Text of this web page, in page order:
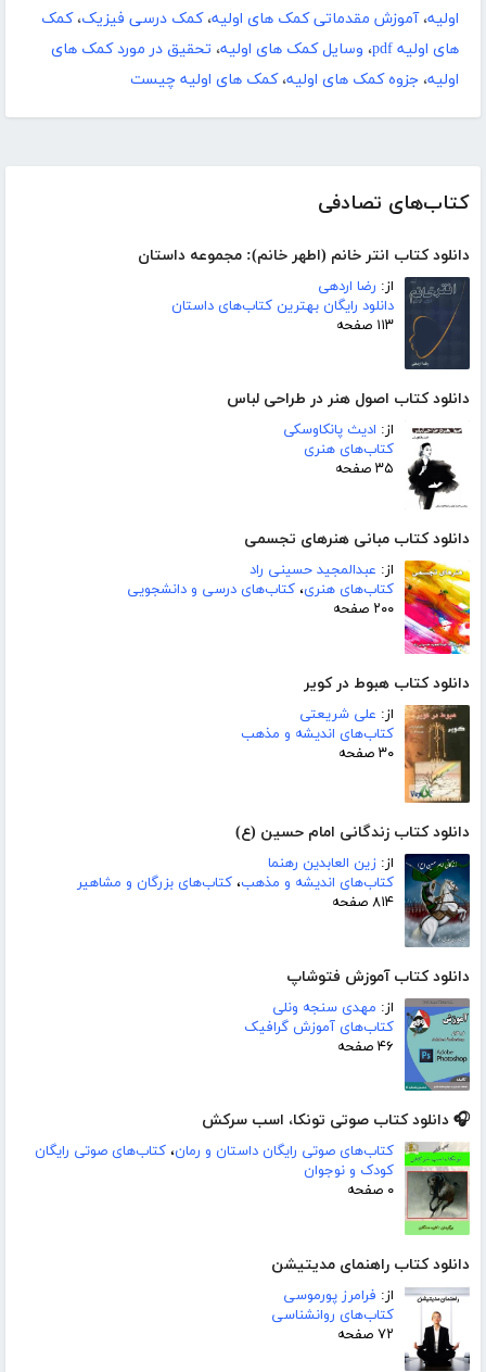
کتاب‌های تصادفی
دانلود کتاب انتر خانم (اطهر خانم): مجموعه داستان
از: رضا اردهی
دانلود رایگان بهترین کتاب‌های داستان
۱۱۳ صفحه
دانلود کتاب اصول هنر در طراحی لباس
از: ادیث پانکاوسکی
کتاب‌های هنری
۳۵ صفحه
دانلود کتاب مبانی هنرهای تجسمی
از: عبدالمجید حسینی راد
کتاب‌های هنری، کتاب‌های درسی و دانشجویی
۲۰۰ صفحه
دانلود کتاب هبوط در کویر
از: علی شریعتی
کتاب‌های اندیشه و مذهب
۳۰ صفحه
دانلود کتاب زندگانی امام حسین (ع)
از: زین العابدین رهنما
کتاب‌های اندیشه و مذهب، کتاب‌های بزرگان و مشاهیر
۸۱۴ صفحه
دانلود کتاب آموزش فتوشاپ
از: مهدی سنجه ونلی
کتاب‌های آموزش گرافیک
۴۶ صفحه
🎧 دانلود کتاب صوتی تونکا، اسب سرکش
کتاب‌های صوتی رایگان داستان و رمان، کتاب‌های صوتی رایگان
کودک و نوجوان
۰ صفحه
دانلود کتاب راهنمای مدیتیشن
از: فرامرز پورموسی
کتاب‌های روانشناسی
۷۲ صفحه
اولیه،آموزش مقدماتی کمک های اولیه،کمک درسی فیزیک،کمک
های اولیه pdf
، وسایل کمک های اولیه، تحقیق در مورد کمک های
اولیه، جزوه کمک های اولیه،کمک های اولیه چیست